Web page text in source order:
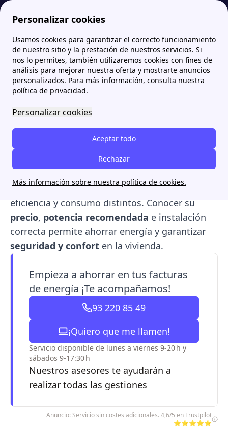
Personalizar cookies
Usamos cookies para garantizar el correcto funcionamiento
de nuestro sitio y la prestación de nuestros servicios. Si
nos lo permites, también utilizaremos cookies con fines de
análisis para mejorar nuestra oferta y mostrarte anuncios
personalizados. Para más información, consulta nuestra
política de privacidad.
Personalizar cookies
Aceptar todo
Rechazar
Más información sobre nuestra política de cookies.
Papernest.es Información general sobre los servicios de energía: luz y gas Calderas de gas: qué tipos hay, precios y cómo instalarla
Calderas de gas: qué tipos
hay, precios y cómo
instalarla
Lascalderas de gasson esenciales para la
calefacción
y el suministro de
en los hogares. Existen diferentes
atmosféricasy debajo NOx, cada una con
eficiencia y consumo distintos. Conocer su
precio, potencia recomendada e instalación
correcta permite ahorrar energía y garantizar
seguridad y confort en la vivienda.
Empieza a ahorrar en tus facturas
de energía ¡Te acompañamos!
93 220 85 49
¡Quiero que me llamen!
Servicio disponible de lunes a viernes 9-20 h y
sábados 9-17:30 h
Nuestros asesores te ayudarán a
realizar todas las gestiones
Anuncio: Servicio sin costes adicionales. 4,6/5 en Trustpilot
⭐⭐⭐⭐⭐